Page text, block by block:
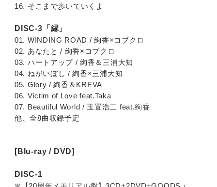
16. そこまで歩いていくよ
DISC-3「縁」
01. WINDING ROAD / 絢香×コブクロ
02. あなたと / 絢香×コブクロ
03. ハートアップ / 絢香＆三浦大知
04. ねがいぼし / 絢香×三浦大知
05. Glory / 絢香＆KREVA
06. Victim of Love feat.Taka
07. Beautiful World / 玉置浩二 feat.絢香
他、全8曲収録予定
[Blu-ray / DVD]
DISC-1